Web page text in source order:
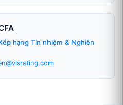
hạng Tín nhiệm & Nghiên